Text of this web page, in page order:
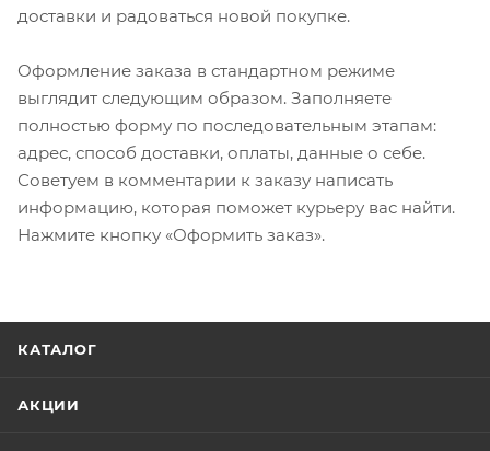
доставки и радоваться новой покупке.
Оформление заказа в стандартном режиме
выглядит следующим образом. Заполняете
полностью форму по последовательным этапам:
адрес, способ доставки, оплаты, данные о себе.
Советуем в комментарии к заказу написать
информацию, которая поможет курьеру вас найти.
Нажмите кнопку «Оформить заказ».
КАТАЛОГ
АКЦИИ